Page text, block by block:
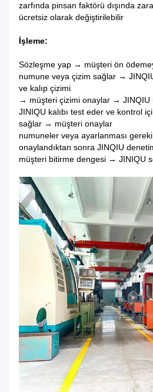
zarfında pinsan faktörü dışında
ücretsiz olarak değiştirilebilir
İşleme:
Sözleşme yap → müşteri ön
numune veya çizim sağlar →
ve kalıp çizimi
→ müşteri çizimi onaylar → JINQIU
JINIQU kalıbı test eder ve kontrol
sağlar → müşteri onaylar
numuneler veya ayarlanması
onaylandıktan sonra JINQIU
müşteri bitirme dengesi → JINIQU